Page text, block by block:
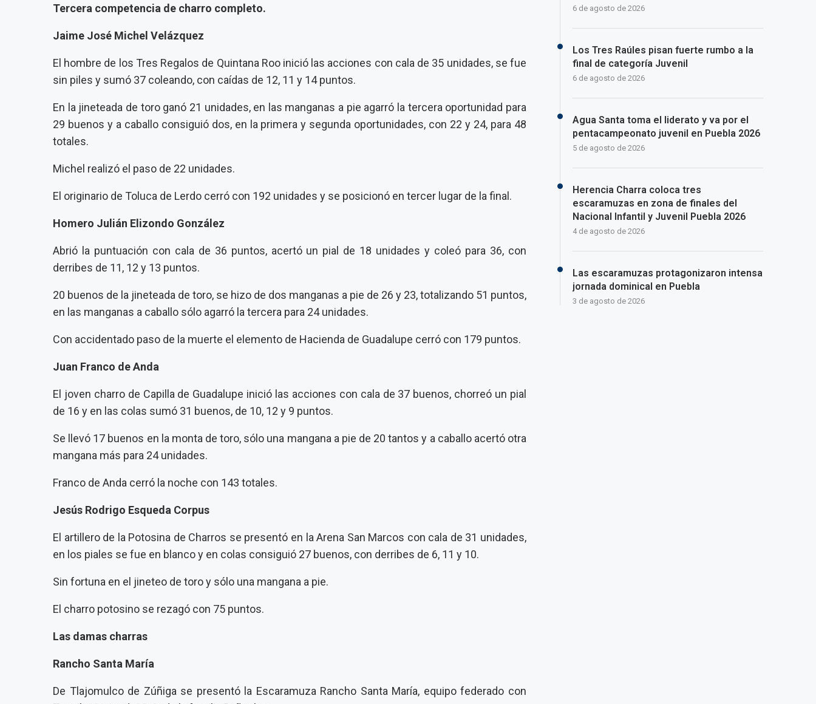
Tercera competencia de charro completo.
Jaime José Michel Velázquez
El hombre de los Tres Regalos de Quintana Roo inició las acciones con cala de 35 unidades, se fue
sin piles y sumó 37 coleando, con caídas de 12, 11 y 14 puntos.
En la jineteada de toro ganó 21 unidades, en las manganas a pie agarró la tercera oportunidad para
29 buenos y a caballo consiguió dos, en la primera y segunda oportunidades, con 22 y 24, para 48
totales.
Michel realizó el paso de 22 unidades.
El originario de Toluca de Lerdo cerró con 192 unidades y se posicionó en tercer lugar de la final.
Homero Julián Elizondo González
Abrió la puntuación con cala de 36 puntos, acertó un pial de 18 unidades y coleó para 36, con
derribes de 11, 12 y 13 puntos.
20 buenos de la jineteada de toro, se hizo de dos manganas a pie de 26 y 23, totalizando 51 puntos,
en las manganas a caballo sólo agarró la tercera para 24 unidades.
Con accidentado paso de la muerte el elemento de Hacienda de Guadalupe cerró con 179 puntos.
Juan Franco de Anda
El joven charro de Capilla de Guadalupe inició las acciones con cala de 37 buenos, chorreó un pial
de 16 y en las colas sumó 31 buenos, de 10, 12 y 9 puntos.
Se llevó 17 buenos en la monta de toro, sólo una mangana a pie de 20 tantos y a caballo acertó otra
mangana más para 24 unidades.
Franco de Anda cerró la noche con 143 totales.
Jesús Rodrigo Esqueda Corpus
El artillero de la Potosina de Charros se presentó en la Arena San Marcos con cala de 31 unidades,
en los piales se fue en blanco y en colas consiguió 27 buenos, con derribes de 6, 11 y 10.
Sin fortuna en el jineteo de toro y sólo una mangana a pie.
El charro potosino se rezagó con 75 puntos.
Las damas charras
Rancho Santa María
De Tlajomulco de Zúñiga se presentó la Escaramuza Rancho Santa María, equipo federado con
6 de agosto de 2026
Los Tres Raúles pisan fuerte rumbo a la
final de categoría Juvenil
6 de agosto de 2026
Agua Santa toma el liderato y va por el
pentacampeonato juvenil en Puebla 2026
5 de agosto de 2026
Herencia Charra coloca tres
escaramuzas en zona de finales del
Nacional Infantil y Juvenil Puebla 2026
4 de agosto de 2026
Las escaramuzas protagonizaron intensa
jornada dominical en Puebla
3 de agosto de 2026